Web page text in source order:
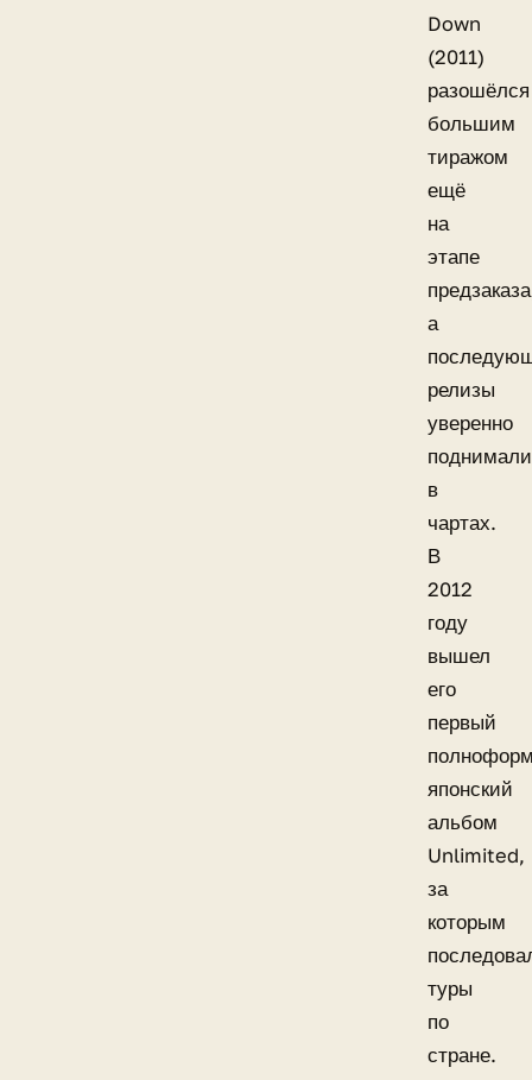
Down
(2011)
разошёлся
большим
тиражом
ещё
на
этапе
а
релизы
уверенно
в
чартах.
В
2012
году
вышел
его
первый
японский
альбом
Unlimited,
за
которым
туры
по
стране.